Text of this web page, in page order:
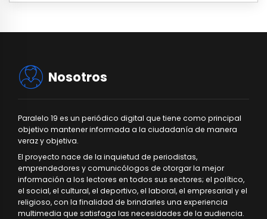
Nosotros
Paralelo 19 es un periódico digital que tiene como principal
objetivo mantener informada a la ciudadanía de manera
veraz y objetiva.
El proyecto nace de la inquietud de periodistas,
emprendedores y comunicólogos de otorgar la mejor
información a los lectores en todos sus sectores; el político,
el social, el cultural, el deportivo, el laboral, el empresarial y el
religioso, con la finalidad de brindarles una experiencia
multimedia que satisfaga las necesidades de la audiencia.